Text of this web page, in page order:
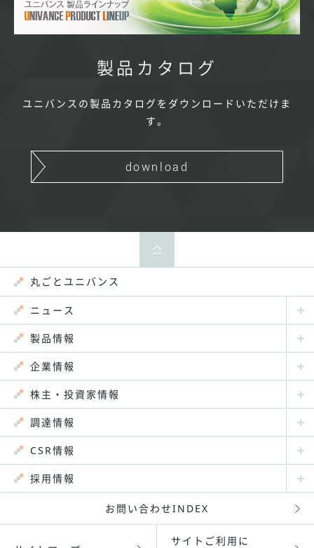
製品カタログ
ユニバンスの製品カタログをダウンロードいただけま
す。
download
丸ごとユニバンス
ニュース
製品情報
企業情報
株主・投資家情報
調達情報
CSR情報
採用情報
お問い合わせINDEX
サイトご利用に